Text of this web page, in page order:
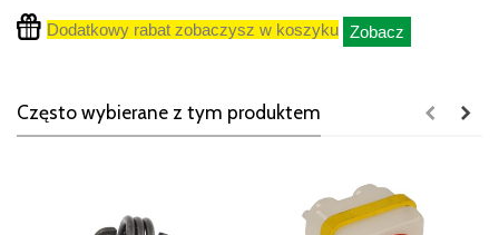
Dodatkowy rabat zobaczysz w koszyku Zobacz
Często wybierane z tym produktem